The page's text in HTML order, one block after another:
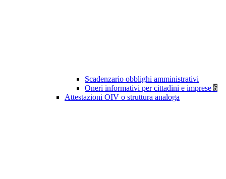
Scadenzario obblighi amministrativi
Oneri informativi per cittadini e imprese 6
Attestazioni OIV o struttura analoga